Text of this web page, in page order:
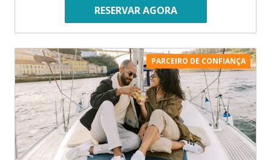
RESERVAR AGORA
PARCEIRO DE CONFIANÇA